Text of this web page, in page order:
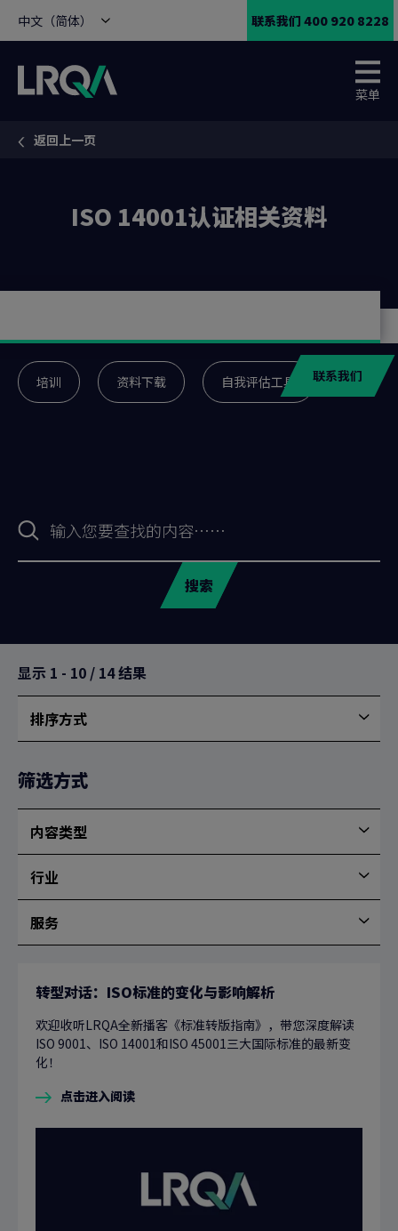
中文（简体） 联系我们 400 920 8228
菜单
You are here:
返回上一页
ISO 14001认证相关资料
联系我们
培训 资料下载 自我评估工具
索
搜索
显示 1 - 10 / 14结果
排序方式
按
新
排
序
筛选方式
内容类型
内
类
型
行业
行
服务
服
转型对话：ISO标准的变化与影响解析
欢迎收听LRQA全新播客《标准转版指南》，带您深度解读
ISO 9001、ISO 14001和ISO 45001三大国际标准的最新变
化！
点击进入阅读